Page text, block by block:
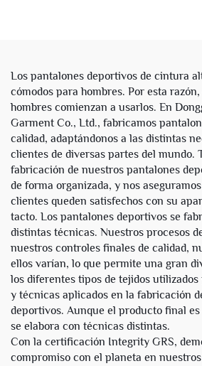
Los pantalones deportivos de cintura
cómodos para hombres. Por esta
hombres comienzan a usarlos. En
Garment Co., Ltd., fabricamos
calidad, adaptándonos a las distintas
clientes de diversas partes del mundo.
fabricación de nuestros pantalones
de forma organizada, y nos
clientes queden satisfechos con su
tacto. Los pantalones deportivos se
distintas técnicas. Nuestros procesos
nuestros controles finales de calidad,
ellos varían, lo que permite una gran
los diferentes tipos de tejidos utilizados
y técnicas aplicados en la fabricación
deportivos. Aunque el producto final
se elabora con técnicas distintas.
Con la certificación Integrity GRS,
compromiso con el planeta en